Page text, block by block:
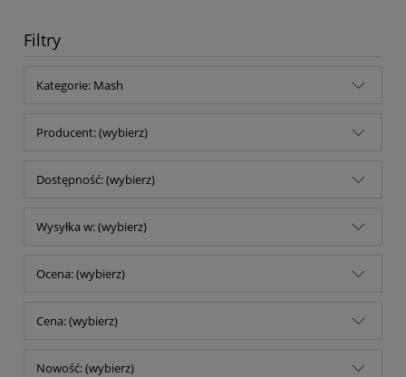
Filtry
Kategorie: Mash
Producent: (wybierz)
Dostępność: (wybierz)
Wysyłka w: (wybierz)
Ocena: (wybierz)
Cena: (wybierz)
Nowość: (wybierz)